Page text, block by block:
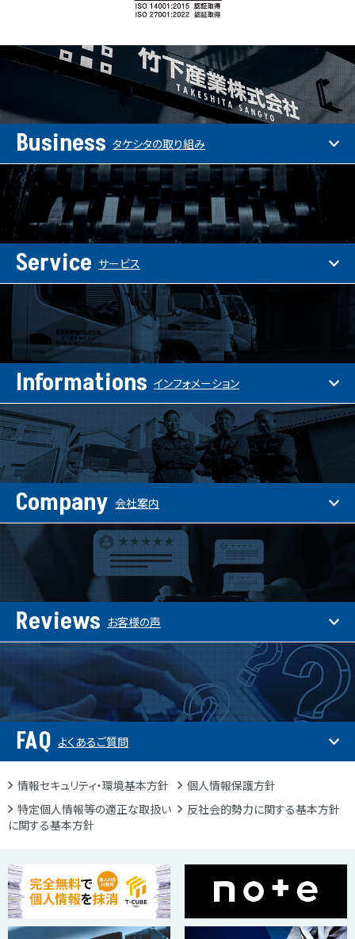
Business タケシタの取り組み
Service サービス
Informations インフォメーション
Company 会社案内
Reviews お客様の声
FAQ よくあるご質問
情報セキュリティ・環境基本方針
個人情報保護方針
特定個人情報等の適正な取扱い
に関する基本方針
反社会的勢力に関する基本方針